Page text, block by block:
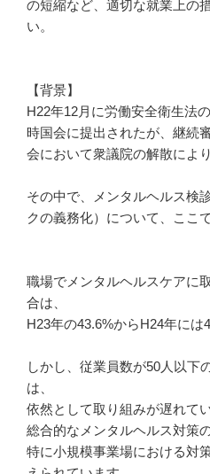
の短縮など、適切な就業上の
い。
【背景】
H22年12月に労働安全衛生法
時国会に提出されたが、継続
会において衆議院の解散によ
その中で、メンタルヘルス検
クの義務化）について、ここ
職場でメンタルヘルスケアに
合は、
H23年の43.6%からH24年には
しかし、従業員数が50人以下
は、
依然として取り組みが遅れて
総合的なメンタルヘルス対策
特に小規模事業場における対